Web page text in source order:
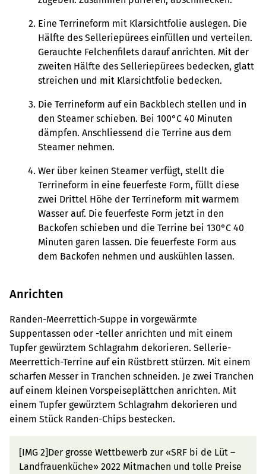
Eine Terrineform mit Klarsichtfolie auslegen. Die
Hälfte des Selleriepürees einfüllen und verteilen.
Gerauchte Felchenfilets darauf anrichten. Mit der
zweiten Hälfte des Selleriepürees bedecken, glatt
streichen und mit Klarsichtfolie bedecken.
Die Terrineform auf ein Backblech stellen und in
den Steamer schieben. Bei 100°C 40 Minuten
dämpfen. Anschliessend die Terrine aus dem
Steamer nehmen.
Wer über keinen Steamer verfügt, stellt die
Terrineform in eine feuerfeste Form, füllt diese
zwei Drittel Höhe der Terrineform mit warmem
Wasser auf. Die feuerfeste Form jetzt in den
Backofen schieben und die Terrine bei 130°C 40
Minuten garen lassen. Die feuerfeste Form aus
dem Backofen nehmen und auskühlen lassen.
Anrichten
Randen-Meerrettich-Suppe in vorgewärmte
Suppentassen oder -teller anrichten und mit einem
Tupfer gewürztem Schlagrahm dekorieren. Sellerie-
Meerrettich-Terrine auf ein Rüstbrett stürzen. Mit einem
scharfen Messer in Tranchen schneiden. Je zwei Tranchen
auf einem kleinen Vorspeiseplättchen anrichten. Mit
einem Tupfer gewürztem Schlagrahm dekorieren und
einem Stück Randen-Chips bestecken.
[IMG 2]Der grosse Wettbewerb zur «SRF bi de Lüt –
Landfrauenküche» 2022 Mitmachen und tolle Preise